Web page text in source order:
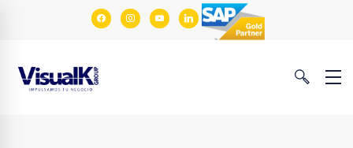
facebookinstagram
youtubelinkedin